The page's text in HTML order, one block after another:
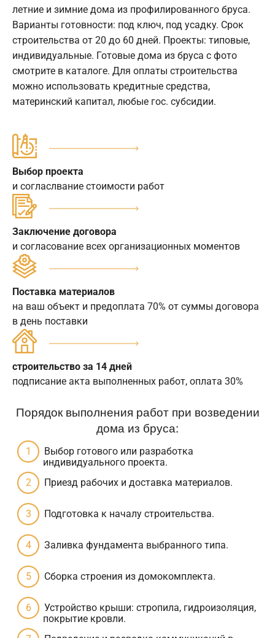
летние и зимние дома из профилированного бруса.
Варианты готовности: под ключ, под усадку. Срок
строительства от 20 до 60 дней. Проекты: типовые,
индивидуальные. Готовые дома из бруса с фото
смотрите в каталоге. Для оплаты строительства
можно использовать кредитные средства,
материнский капитал, любые гос. субсидии.
Выбор проекта
и согласлвание стоимости работ
Заключение договора
и согласование всех организационных моментов
Поставка материалов
на ваш объект и предоплата 70% от суммы договора
в день поставки
строительство за 14 дней
подписание акта выполненных работ, оплата 30%
Порядок выполнения работ при возведении
дома из бруса:
Выбор готового или разработка
индивидуального проекта.
Приезд рабочих и доставка материалов.
Подготовка к началу строительства.
Заливка фундамента выбранного типа.
Сборка строения из домокомплекта.
Устройство крыши: стропила, гидроизоляция,
покрытие кровли.